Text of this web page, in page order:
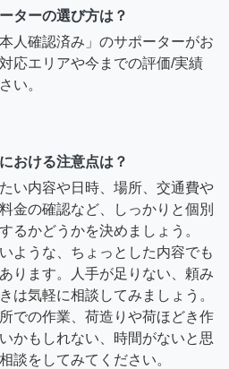
ターの選び方は？
人確認済み」のサポーターがお
応エリアや今までの評価/実績
い。
おける注意点は？
い内容や日時、場所、交通費や
金の確認など、しっかりと個別
るかどうかを決めましょう。
ような、ちょっとした内容でも
ります。人手が足りない、頼み
は気軽に相談してみましょう。
での作業、荷造りや荷ほどき作
かもしれない、時間がないと思
談をしてみてください。